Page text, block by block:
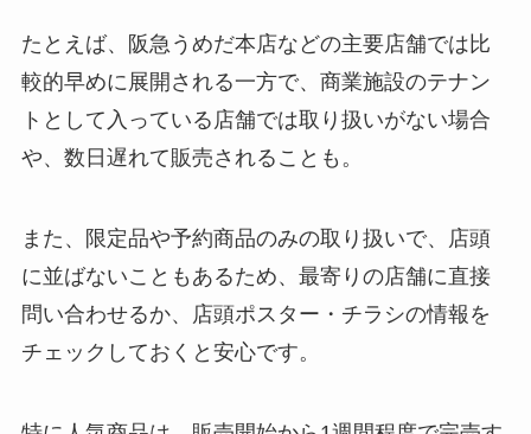
たとえば、阪急うめだ本店などの主要店舗では比
較的早めに展開される一方で、商業施設のテナン
トとして入っている店舗では取り扱いがない場合
や、数日遅れて販売されることも。
また、限定品や予約商品のみの取り扱いで、店頭
に並ばないこともあるため、最寄りの店舗に直接
問い合わせるか、店頭ポスター・チラシの情報を
チェックしておくと安心です。